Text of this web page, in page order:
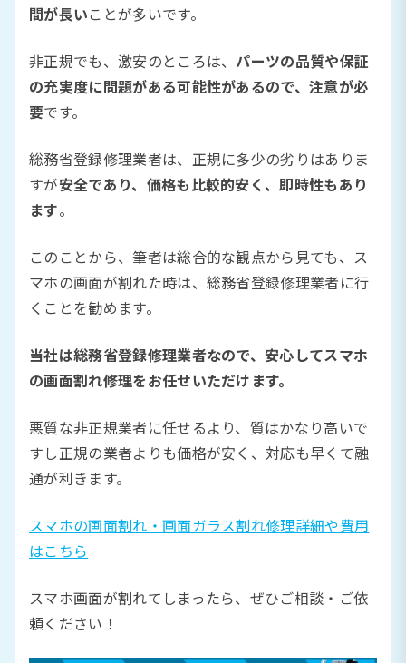
間が長いことが多いです。
非正規でも、激安のところは、 パーツの品質や保証
の充実度に問題がある可能性があるので、注意が必
要です。
総務省登録修理業者は、正規に多少の劣りはありま
すが安全であり、価格も比較的安く、即時性もあり
ます。
このことから、筆者は総合的な観点から見ても、ス
マホの画面が割れた時は、総務省登録修理業者に行
くことを勧めます。
当社は総務省登録修理業者なので、安心してスマホ
の画面割れ修理をお任せいただけます。
悪質な非正規業者に任せるより、質はかなり高いで
すし正規の業者よりも価格が安く、対応も早くて融
通が利きます。
スマホの画面割れ・画面ガラス割れ修理詳細や費用
はこちら
スマホ画面が割れてしまったら、ぜひご相談・ご依
頼ください！